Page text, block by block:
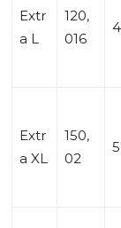
Extr
a L
120,
016
Extr
a XL
150,
02